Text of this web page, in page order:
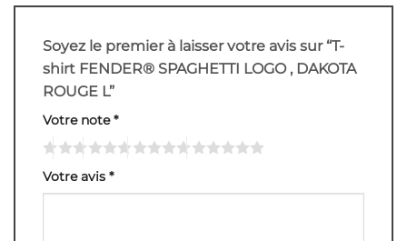
Soyez le premier à laisser votre avis sur “T-
shirt FENDER® SPAGHETTI LOGO , DAKOTA
ROUGE L”
Votre note*
Votre avis *